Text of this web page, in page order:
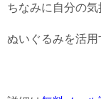
ちなみに自分の気
ぬいぐるみを活用